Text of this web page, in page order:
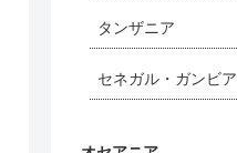
タンザニア
セネガル・ガンビア